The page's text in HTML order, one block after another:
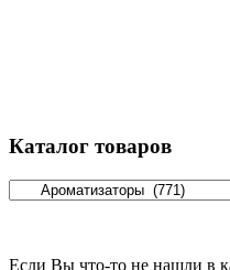
Каталог товаров
Если Вы что-то не нашли в